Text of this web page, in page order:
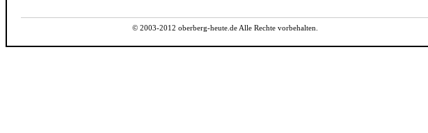
© 2003-2012 oberberg-heute.de Alle Rechte vorbehalten.